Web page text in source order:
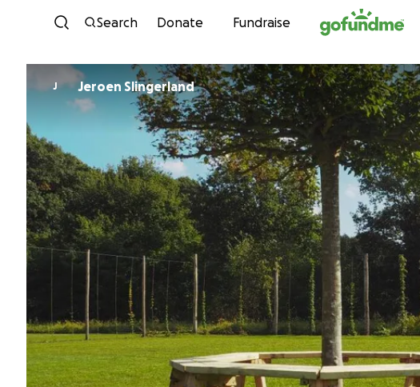
Skip to content
Search Donate Fundraise
J Jeroen Slingerland